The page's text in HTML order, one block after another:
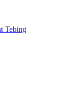
Tebing